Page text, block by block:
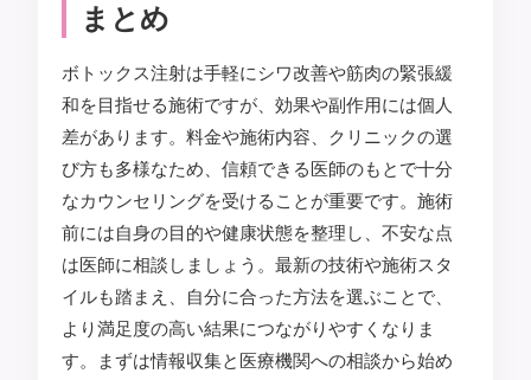
まとめ
ボトックス注射は手軽にシワ改善や筋肉の緊張緩
和を目指せる施術ですが、効果や副作用には個人
差があります。料金や施術内容、クリニックの選
び方も多様なため、信頼できる医師のもとで十分
なカウンセリングを受けることが重要です。施術
前には自身の目的や健康状態を整理し、不安な点
は医師に相談しましょう。最新の技術や施術スタ
イルも踏まえ、自分に合った方法を選ぶことで、
より満足度の高い結果につながりやすくなりま
す。まずは情報収集と医療機関への相談から始め